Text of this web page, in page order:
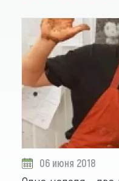
06 июня 2018